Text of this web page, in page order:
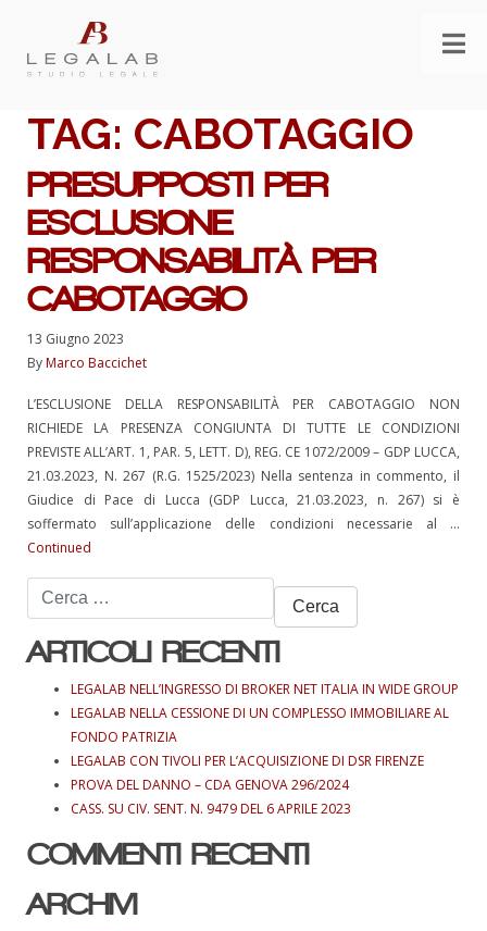
TAG: CABOTAGGIO
PRESUPPOSTI PER
ESCLUSIONE
RESPONSABILITÀ PER
CABOTAGGIO
13 Giugno 2023
ByMarco Baccichet
L’ESCLUSIONE DELLA RESPONSABILITÀ PER CABOTAGGIO NON
RICHIEDE LA PRESENZA CONGIUNTA DI TUTTE LE CONDIZIONI
PREVISTE ALL’ART. 1, PAR. 5, LETT. D), REG. CE 1072/2009 – GDP LUCCA,
21.03.2023, N. 267 (R.G. 1525/2023) Nella sentenza in commento, il
Giudice di Pace di Lucca (GDP Lucca, 21.03.2023, n. 267) si è
soffermato sull’applicazione delle condizioni necessarie al …
Continued
Ricerca
per:
ARTICOLI RECENTI
LEGALAB NELL’INGRESSO DI BROKER NET ITALIA IN WIDE GROUP
LEGALAB NELLA CESSIONE DI UN COMPLESSO IMMOBILIARE AL
FONDO PATRIZIA
LEGALAB CON TIVOLI PER L’ACQUISIZIONE DI DSR FIRENZE
PROVA DEL DANNO – CDA GENOVA 296/2024
CASS. SU CIV. SENT. N. 9479 DEL 6 APRILE 2023
COMMENTI RECENTI
ARCHIVI